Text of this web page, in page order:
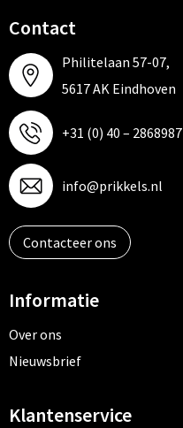
Contact
Philitelaan 57-07,
5617 AK Eindhoven
+31 (0) 40 – 2868987
info@prikkels.nl
Contacteer ons
Informatie
Over ons
Nieuwsbrief
Klantenservice